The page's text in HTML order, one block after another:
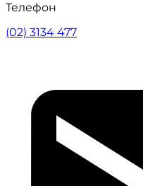
Телефон
(02) 3134 477